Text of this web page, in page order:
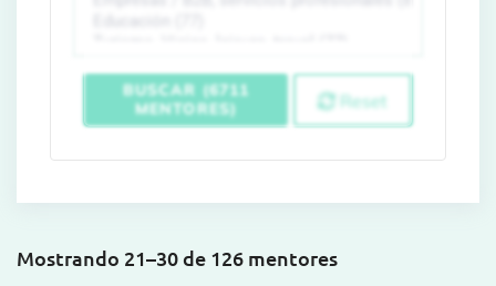
BUSCAR (6711
MENTORES)
Reset
Mostrando 21–30 de 126 mentores